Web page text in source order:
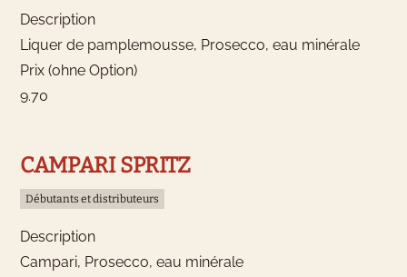
Description
Liquer de pamplemousse, Prosecco, eau minérale
Prix (ohne Option)
9.70
CAMPARI SPRITZ
Débutants et distributeurs
Description
Campari, Prosecco, eau minérale